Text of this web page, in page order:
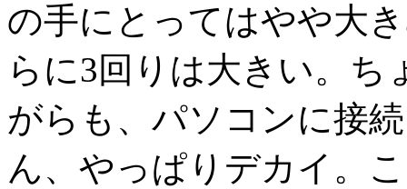
の手にとってはやや大
らに3回りは大きい。
がらも、パソコンに接
ん、やっぱりデカイ。